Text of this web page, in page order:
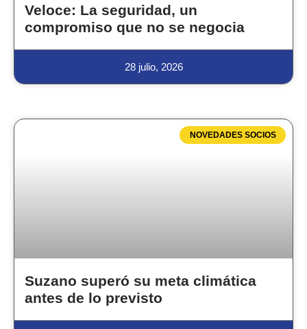
Veloce: La seguridad, un
compromiso que no se negocia
28 julio, 2026
NOVEDADES SOCIOS
Suzano superó su meta climática
antes de lo previsto